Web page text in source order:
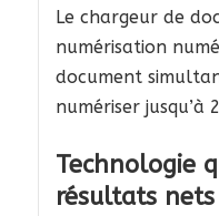
Le chargeur de
numérisation
document
numériser jusqu’à
Technologie
résultats